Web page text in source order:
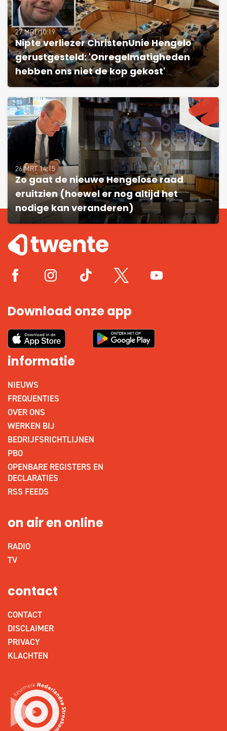
27 MRT 10:19
Nipte verliezer ChristenUnie Hengelo
gerustgesteld: 'Onregelmatigheden
hebben ons niet de kop gekost'
26 MRT 14:15
Zo gaat de nieuwe Hengelose raad
eruitzien (hoewel er nog altijd het
nodige kan veranderen)
Download onze app
informatie
NIEUWS
FREQUENTIES
OVER ONS
WERKEN BIJ
BEDRIJFSRICHTLIJNEN
PBO
OPENBARE REGISTERS EN
DECLARATIES
RSS FEEDS
on air en online
RADIO
TV
contact
CONTACT
DISCLAIMER
PRIVACY
KLACHTEN